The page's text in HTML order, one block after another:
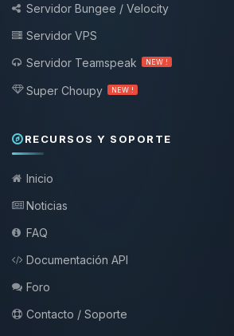
Servidor Bungee / Velocity
Servidor VPS
Servidor Teamspeak
NEW !
Super Choupy NEW !
RECURSOS Y SOPORTE
Inicio
Noticias
FAQ
Documentación API
Foro
Contacto / Soporte